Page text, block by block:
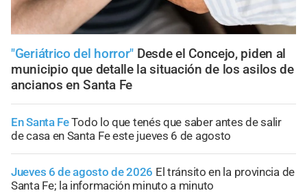
"Geriátrico del horror" Desde el Concejo, piden al
municipio que detalle la situación de los asilos de
ancianos en Santa Fe
En Santa FeTodo lo que tenés que saber antes de salir
de casa en Santa Fe este jueves 6 de agosto
Jueves 6 de agosto de 2026 El tránsito en la provincia de
Santa Fe; la información minuto a minuto